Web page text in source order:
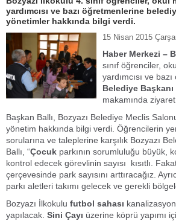
yardımcısı ve bazı öğretmenlerine
yönetimler hakkında bilgi verdi.
15 Nisan 2015
Haber Merkezi –
sınıf öğrenciler,
yardımcısı ve
Belediye Başkanı
makamında
Başkan Ballı, Bozyazı Belediye Meclis
yönetim hakkında bilgi verdi. Öğrencilerin
sorularına ve taleplerine karşılık Bozyazı
Ballı, “Çocuk parkının sorumluluğu büyük,
kontrol edecek görevlinin sayısı kısıtlı.
çerçevesinde park sayısını arttıracağız.
parkı aletleri takımı gelecek ve gerekli
Bozyazı İlkokulu futbol sahası
yapılacak. Sini Çayı üzerine köprü yapımı